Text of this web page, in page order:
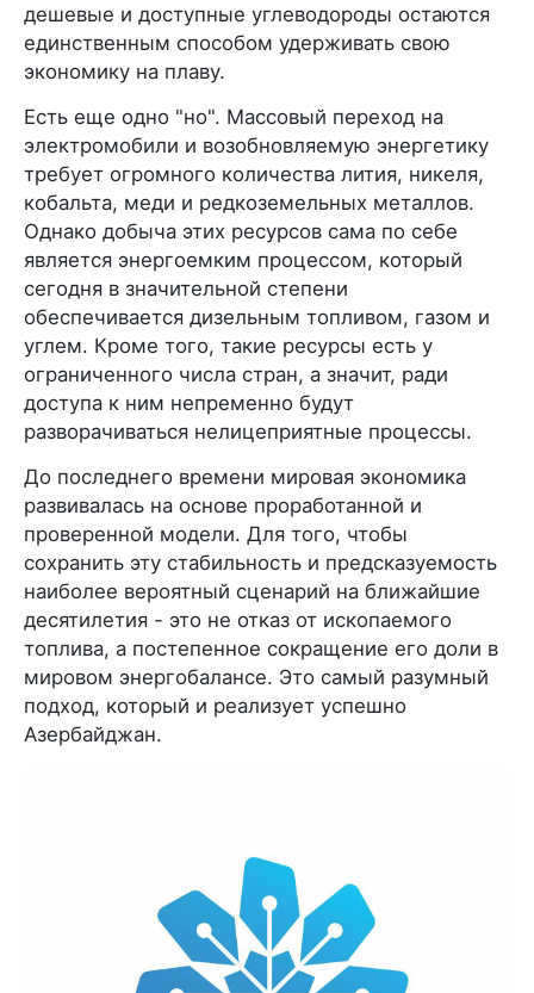
дешевые и доступные углеводороды остаются
единственным способом удерживать свою
экономику на плаву.
Есть еще одно "но". Массовый переход на
электромобили и возобновляемую энергетику
требует огромного количества лития, никеля,
кобальта, меди и редкоземельных металлов.
Однако добыча этих ресурсов сама по себе
является энергоемким процессом, который
сегодня в значительной степени
обеспечивается дизельным топливом, газом и
углем. Кроме того, такие ресурсы есть у
ограниченного числа стран, а значит, ради
доступа к ним непременно будут
разворачиваться нелицеприятные процессы.
До последнего времени мировая экономика
развивалась на основе проработанной и
проверенной модели. Для того, чтобы
сохранить эту стабильность и предсказуемость
наиболее вероятный сценарий на ближайшие
десятилетия - это не отказ от ископаемого
топлива, а постепенное сокращение его доли в
мировом энергобалансе. Это самый разумный
подход, который и реализует успешно
Азербайджан.